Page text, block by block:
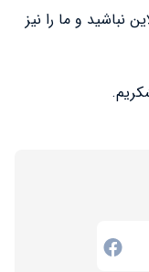
نباشید و ما را نیز